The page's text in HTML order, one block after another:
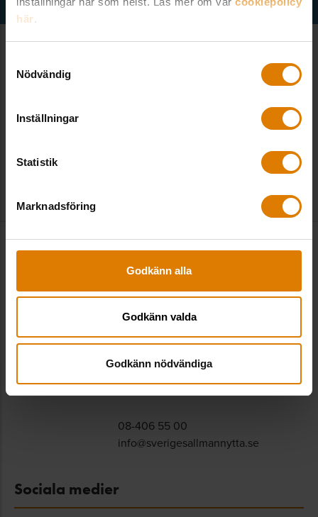
här.
Nödvändig
Inställningar
Statistik
Marknadsföring
Godkänn alla
Godkänn valda
Godkänn nödvändiga
Sveriges Allmännytta
Besöksadress: Hornsgatan 15,
118 46 Stockholm
Postadress: Box 474,
101 29 Stockholm
08-406 55 00
info@sverigesallmannytta.se
Sociala medier